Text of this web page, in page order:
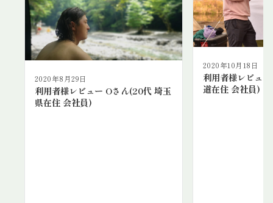
2020年8月29日
利用者様レビュー Oさん(20代 埼玉
県在住 会社員)
2020年10月18日
利用者様レビュ
道在住 会社員)